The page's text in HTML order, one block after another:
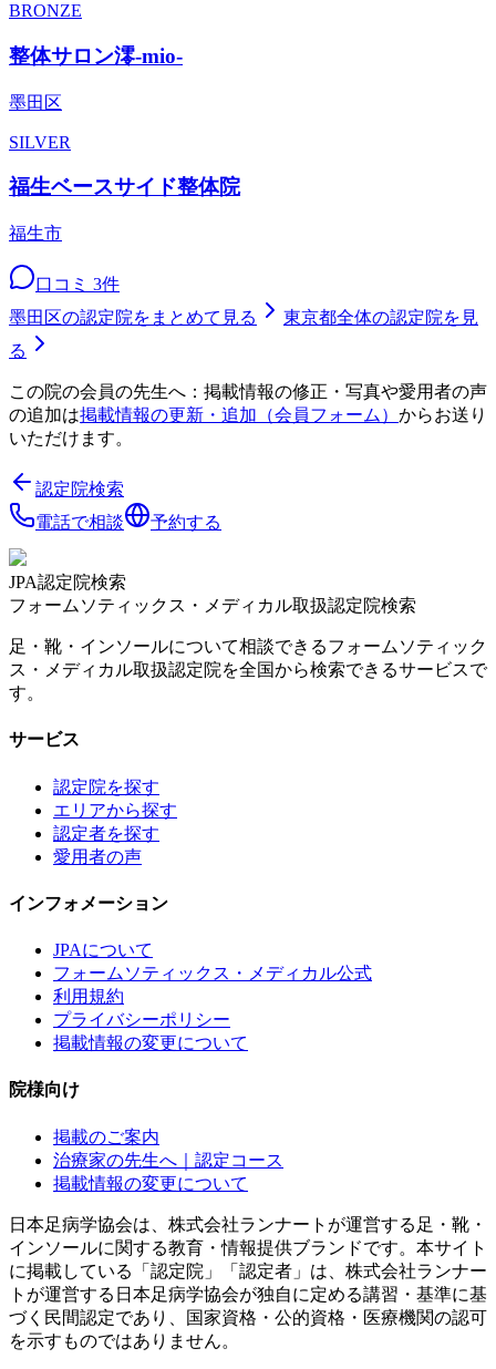
BRONZE
整体サロン澪-mio-
墨田区
SILVER
福生ベースサイド整体院
福生市
口コミ 3件
墨田区の認定院をまとめて見る 東京都全体の認定院を見
る
この院の会員の先生へ：掲載情報の修正・写真や愛用者の声
の追加は掲載情報の更新・追加（会員フォーム） からお送り
いただけます。
認定院検索
電話で相談
予約する
JPA認定院検索
フォームソティックス・メディカル取扱認定院検索
足・靴・インソールについて相談できるフォームソティック
ス・メディカル取扱認定院を全国から検索できるサービスで
す。
サービス
認定院を探す
エリアから探す
認定者を探す
愛用者の声
インフォメーション
JPAについて
フォームソティックス・メディカル公式
利用規約
プライバシーポリシー
掲載情報の変更について
院様向け
掲載のご案内
治療家の先生へ｜認定コース
掲載情報の変更について
日本足病学協会は、株式会社ランナートが運営する足・靴・
インソールに関する教育・情報提供ブランドです。本サイト
に掲載している「認定院」「認定者」は、株式会社ランナー
トが運営する日本足病学協会が独自に定める講習・基準に基
づく民間認定であり、国家資格・公的資格・医療機関の認可
を示すものではありません。